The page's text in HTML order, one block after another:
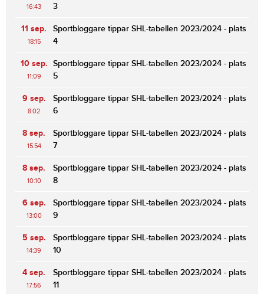
16:43
3
11 sep.
18:15
Sportbloggare tippar SHL-tabellen 2023/2024 - plats
4
10 sep.
11:09
Sportbloggare tippar SHL-tabellen 2023/2024 - plats
5
9 sep.
8:02
Sportbloggare tippar SHL-tabellen 2023/2024 - plats
6
8 sep.
15:54
Sportbloggare tippar SHL-tabellen 2023/2024 - plats
7
8 sep.
10:10
Sportbloggare tippar SHL-tabellen 2023/2024 - plats
8
6 sep.
13:00
Sportbloggare tippar SHL-tabellen 2023/2024 - plats
9
5 sep.
14:39
Sportbloggare tippar SHL-tabellen 2023/2024 - plats
10
4 sep.
17:56
Sportbloggare tippar SHL-tabellen 2023/2024 - plats
11